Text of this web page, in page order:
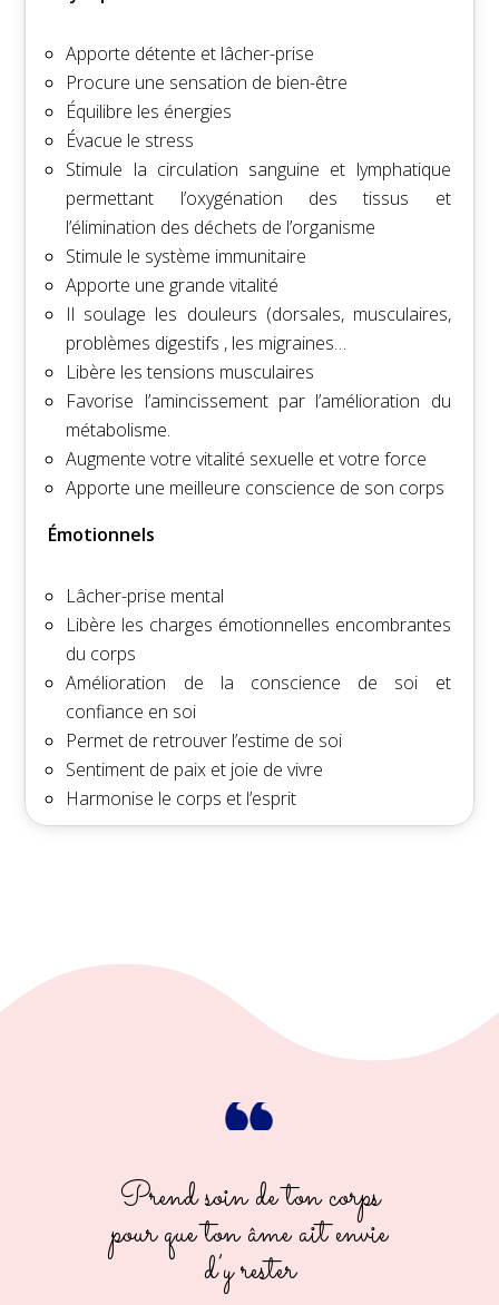
Apporte détente et lâcher-prise
Procure une sensation de bien-être
Équilibre les énergies
Évacue le stress
Stimule la circulation sanguine et lymphatique
permettant l’oxygénation des tissus et
l’élimination des déchets de l’organisme
Stimule le système immunitaire
Apporte une grande vitalité
Il soulage les douleurs (dorsales, musculaires,
problèmes digestifs , les migraines…
Libère les tensions musculaires
Favorise l’amincissement par l’amélioration du
métabolisme.
Augmente votre vitalité sexuelle et votre force
Apporte une meilleure conscience de son corps
Émotionnels
Lâcher-prise mental
Libère les charges émotionnelles encombrantes
du corps
Amélioration de la conscience de soi et
confiance en soi
Permet de retrouver l’estime de soi
Sentiment de paix et joie de vivre
Harmonise le corps et l’esprit
Prend soin de ton corps
pour que ton âme ait envie
d’y rester